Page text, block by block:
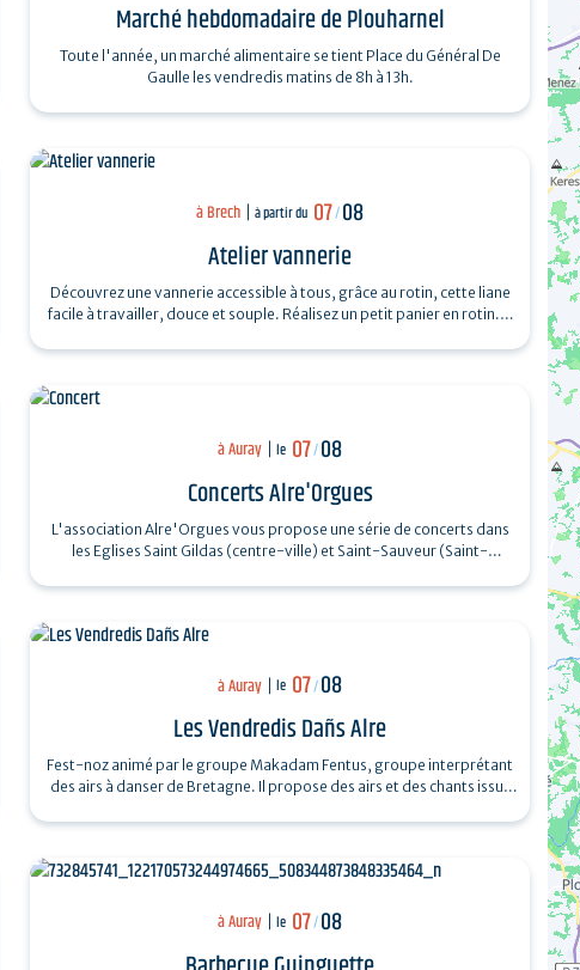
Marché hebdomadaire de Plouharnel
Toute l'année, un marché alimentaire se tient Place du Général De
Gaulle les vendredis matins de 8h à 13h.
à Brech à partir du 07/08
Atelier vannerie
Découvrez une vannerie accessible à tous, grâce au rotin, cette liane
facile à travailler, douce et souple. Réalisez un petit panier en rotin.…
à Auray le 07/08
Concerts Alre'Orgues
L'association Alre'Orgues vous propose une série de concerts dans
les Eglises Saint Gildas (centre-ville) et Saint-Sauveur (Saint-
à Auray le 07/08
Les Vendredis Dañs Alre
Fest-noz animé par le groupe Makadam Fentus, groupe interprétant
des airs à danser de Bretagne. Il propose des airs et des chants issus
à Auray le 07/08